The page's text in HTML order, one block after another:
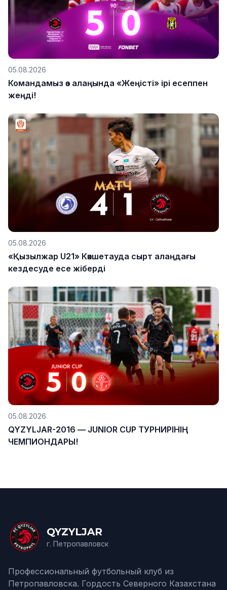
05.08.2026
Командамыз өз алаңында «Жеңісті» ірі есеппен
жеңді!
05.08.2026
«Қызылжар U21» Көкшетауда сырт алаңдағы
кездесуде есе жіберді
05.08.2026
QYZYLJAR-2016 — JUNIOR CUP ТУРНИРІНІҢ
ЧЕМПИОНДАРЫ!
QYZYLJAR
г. Петропавловск
Профессиональный футбольный клуб из
Петропавловска. Гордость Северного Казахстана